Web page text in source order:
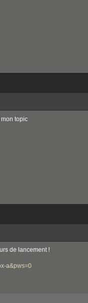
topic
de lancement !
a&pws=0